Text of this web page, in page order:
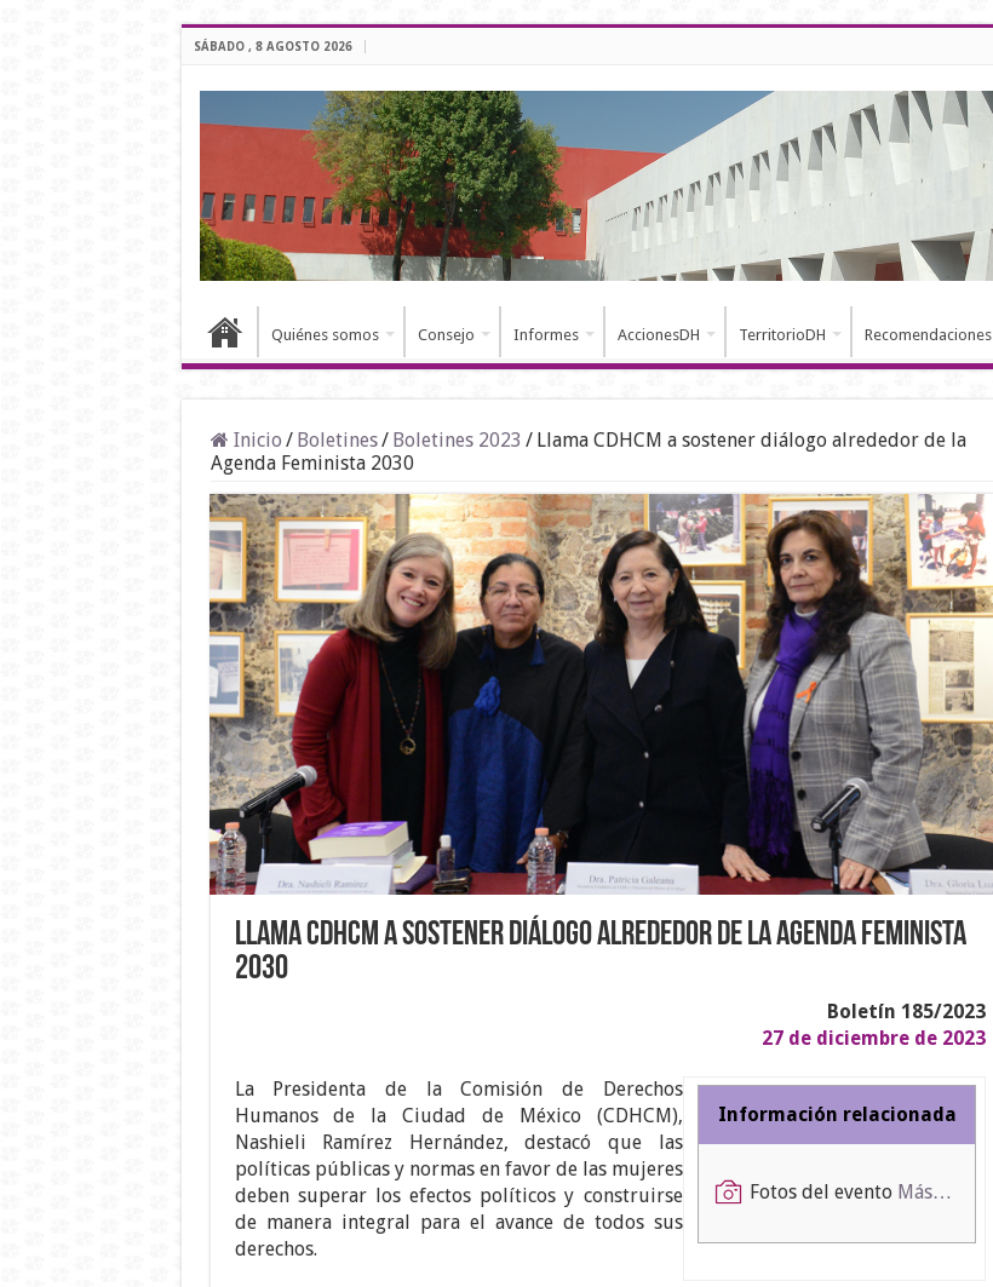
SÁBADO , 8 AGOSTO 2026
Quiénes somos Consejo Informes AccionesDH TerritorioDH Recomendaciones
Inicio / Boletines/ Boletines 2023 / Llama CDHCM a sostener diálogo alrededor de la
Agenda Feminista 2030
Llama CDHCM a sostener diálogo alrededor de la Agenda Feminista
2030
Boletín 185/2023
27 de diciembre de 2023
Información relacionada
Fotos del evento Más…
La Presidenta de la Comisión de Derechos
Humanos de la Ciudad de México (CDHCM),
Nashieli Ramírez Hernández, destacó que las
políticas públicas y normas en favor de las mujeres
deben superar los efectos políticos y construirse
de manera integral para el avance de todos sus
derechos.